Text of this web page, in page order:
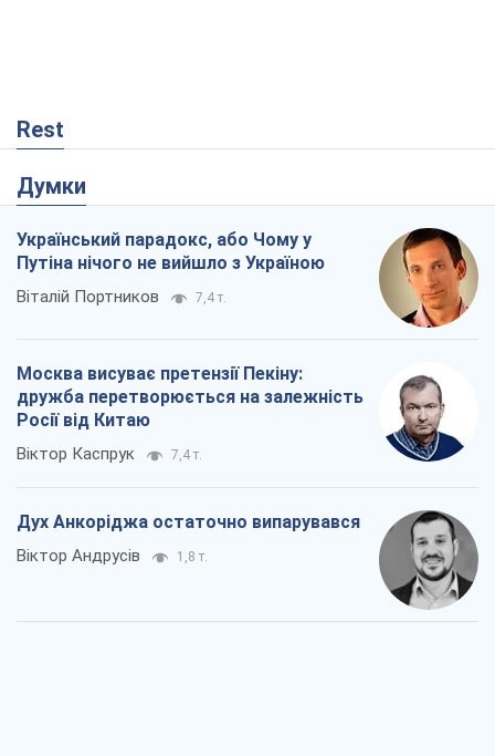
Rest
Думки
Український парадокс, або Чому у
Путіна нічого не вийшло з Україною
Віталій Портников 7,4 т.
Москва висуває претензії Пекіну:
дружба перетворюється на залежність
Росії від Китаю
Віктор Каспрук 7,4 т.
Дух Анкоріджа остаточно випарувався
Віктор Андрусів 1,8 т.